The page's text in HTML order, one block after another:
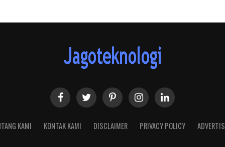
KAMI KONTAK KAMI DISCLAIMER PRIVACY POLICY